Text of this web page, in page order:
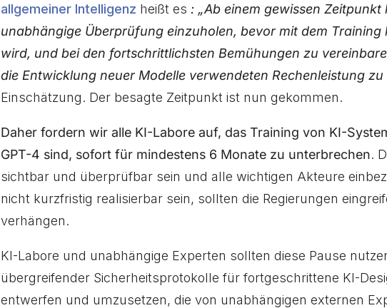
allgemeiner Intelligenz heißt es : „Ab einem gewissen
unabhängige Überprüfung einzuholen, bevor mit dem Training
wird, und bei den fortschrittlichsten Bemühungen zu
die Entwicklung neuer Modelle verwendeten Rechenleistung zu
Einschätzung. Der besagte Zeitpunkt ist nun gekommen.
Daher fordern wir alle KI-Labore auf, das Training von KI-
GPT-4 sind, sofort für mindestens 6 Monate zu unterbrechen.
sichtbar und überprüfbar sein und alle wichtigen Akteure
nicht kurzfristig realisierbar sein, sollten die Regierungen
verhängen.
KI-Labore und unabhängige Experten sollten diese Pause
übergreifender Sicherheitsprotokolle für fortgeschrittene KI-
entwerfen und umzusetzen, die von unabhängigen externen